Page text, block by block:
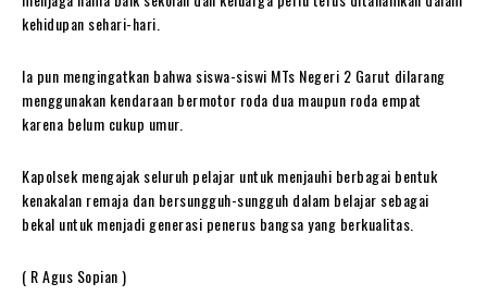
kehidupan sehari-hari.
Ia pun mengingatkan bahwa siswa-siswi MTs Negeri 2 Garut dilarang
menggunakan kendaraan bermotor roda dua maupun roda empat
karena belum cukup umur.
Kapolsek mengajak seluruh pelajar untuk menjauhi berbagai bentuk
kenakalan remaja dan bersungguh-sungguh dalam belajar sebagai
bekal untuk menjadi generasi penerus bangsa yang berkualitas.
( R Agus Sopian )